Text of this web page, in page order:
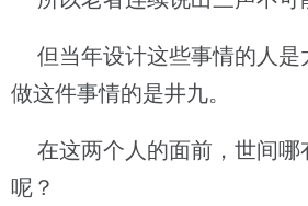
但当年设计这些事情的人是
做这件事情的是井九。
在这两个人的面前，世间哪
呢？